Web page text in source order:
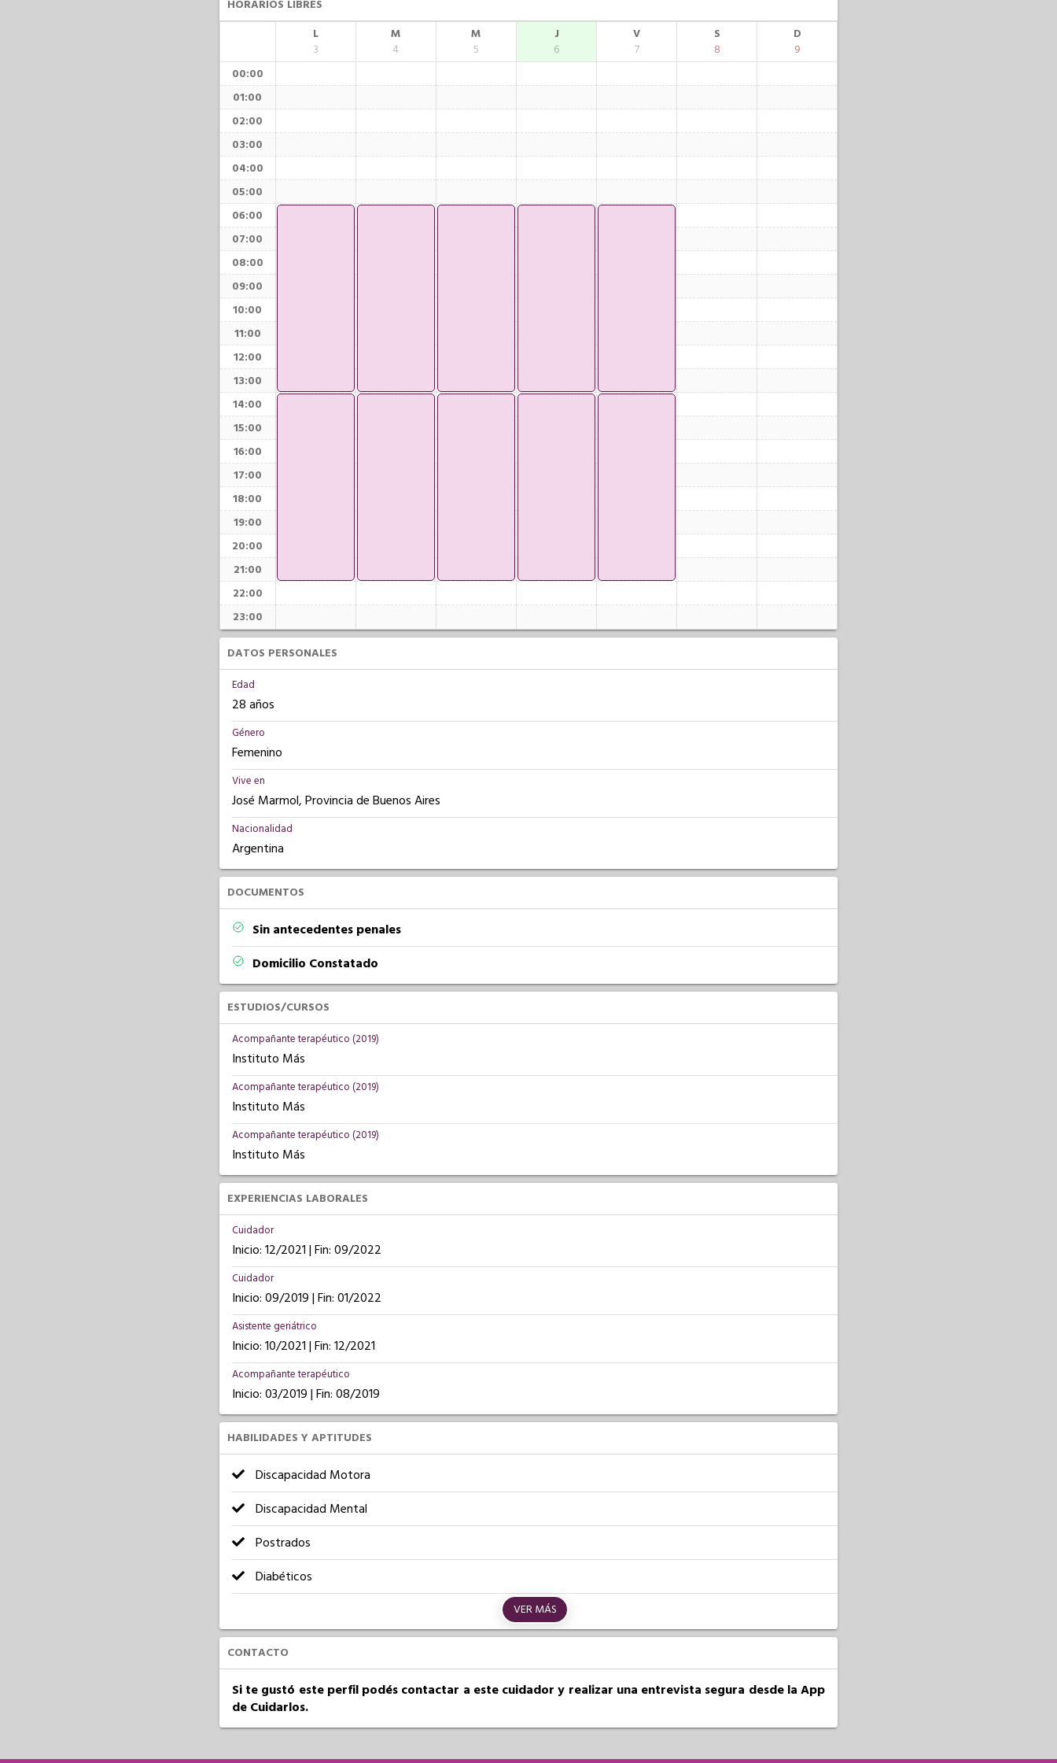
HORARIOS LIBRES
L
3
M
4
M
5
J
6
V
7
S
8
D
9
00:00
01:00
02:00
03:00
04:00
05:00
06:00
07:00
08:00
09:00
10:00
11:00
12:00
13:00
14:00
15:00
16:00
17:00
18:00
19:00
20:00
21:00
22:00
23:00
DATOS PERSONALES
Edad
28 años
Género
Femenino
Vive en
José Marmol, Provincia de Buenos Aires
Nacionalidad
Argentina
DOCUMENTOS
Sin antecedentes penales
Domicilio Constatado
ESTUDIOS/CURSOS
Acompañante terapéutico (2019)
Instituto Más
Acompañante terapéutico (2019)
Instituto Más
Acompañante terapéutico (2019)
Instituto Más
EXPERIENCIAS LABORALES
Cuidador
Inicio: 12/2021 | Fin: 09/2022
Cuidador
Inicio: 09/2019 | Fin: 01/2022
Asistente geriátrico
Inicio: 10/2021 | Fin: 12/2021
Acompañante terapéutico
Inicio: 03/2019 | Fin: 08/2019
HABILIDADES Y APTITUDES
Discapacidad Motora
Discapacidad Mental
Postrados
Diabéticos
VER MÁS
CONTACTO
Si te gustó este perfil podés contactar a este cuidador y realizar una entrevista segura desde la App
de Cuidarlos.